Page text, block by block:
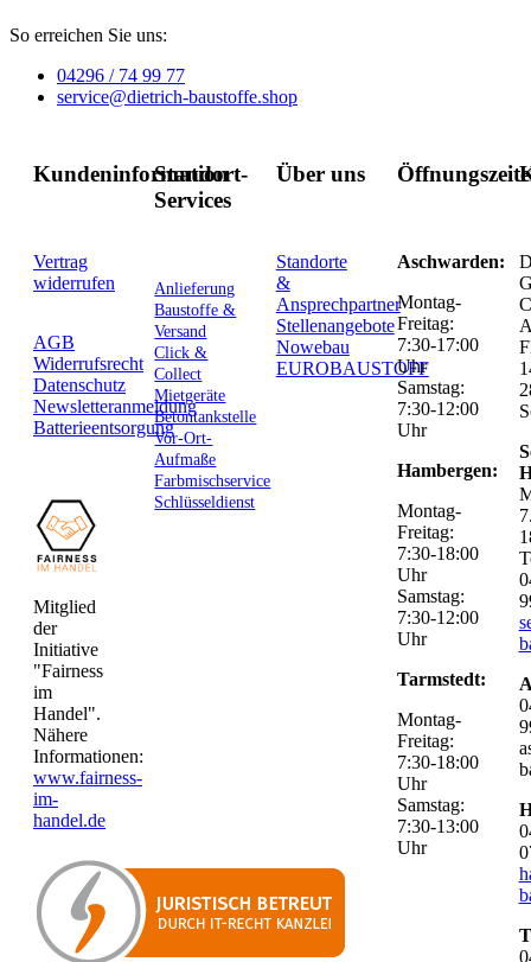
So erreichen Sie uns:
04296 / 74 99 77
service@dietrich-baustoffe.shop
Kundeninformation
Vertrag
widerrufen
AGB
Widerrufsrecht
Datenschutz
Newsletteranmeldung
Batterieentsorgung
Mitglied
der
Initiative
"Fairness
im
Handel".
Nähere
Informationen:
www.fairness-
im-
handel.de
Standort-
Services
Anlieferung
Baustoffe &
Versand
Click &
Collect
Mietgeräte
Betontankstelle
Vor-Ort-
Aufmaße
Farbmischservice
Schlüsseldienst
Über uns
Standorte
&
Ansprechpartner
Stellenangebote
Nowebau
EUROBAUSTOFF
Aschwarden:
Montag-
Freitag:
7:30-17:00
Uhr
Samstag:
7:30-12:00
Uhr
Hambergen:
Montag-
Freitag:
7:30-18:00
Uhr
Samstag:
7:30-12:00
Uhr
Tarmstedt:
Montag-
Freitag:
7:30-18:00
Uhr
Samstag:
7:30-13:00
Uhr